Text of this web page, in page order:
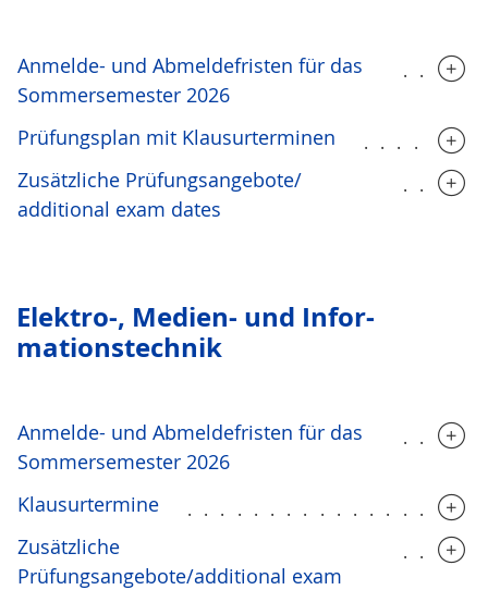
Anmelde- und Abmeldefristen für das
Sommersemester 2026
Prüfungsplan mit Klausurterminen
Zusätzliche Prüfungsangebote/
additional exam dates
Elektro-, Medien- und Infor­
mationstechnik
Anmelde- und Abmeldefristen für das
Sommersemester 2026
Klausurtermine
Zusätzliche
Prüfungsangebote/additional exam